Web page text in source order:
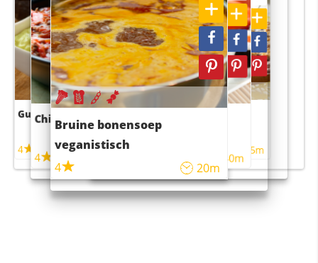
Guacamole
4
Chili con carne
4 45m
Bruine bonensoep
veganistisch
4
20m
Sushi rijstsalade
maaltijdsalade
40m
4 55m